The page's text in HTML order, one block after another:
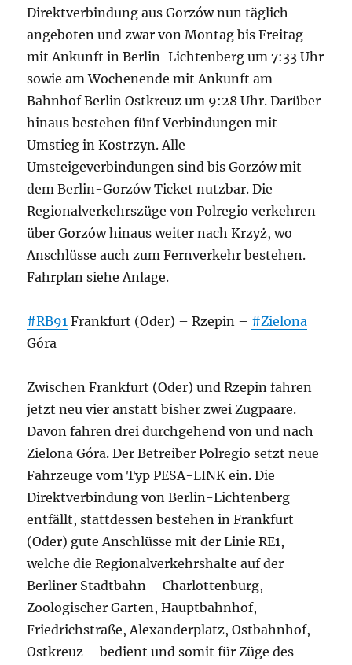
Direktverbindung aus Gorzów nun täglich
angeboten und zwar von Montag bis Freitag
mit Ankunft in Berlin-Lichtenberg um 7:33 Uhr
sowie am Wochenende mit Ankunft am
Bahnhof Berlin Ostkreuz um 9:28 Uhr. Darüber
hinaus bestehen fünf Verbindungen mit
Umstieg in Kostrzyn. Alle
Umsteigeverbindungen sind bis Gorzów mit
dem Berlin-Gorzów Ticket nutzbar. Die
Regionalverkehrszüge von Polregio verkehren
über Gorzów hinaus weiter nach Krzyż, wo
Anschlüsse auch zum Fernverkehr bestehen.
Fahrplan siehe Anlage.
#RB91 Frankfurt (Oder) – Rzepin – #Zielona
Góra
Zwischen Frankfurt (Oder) und Rzepin fahren
jetzt neu vier anstatt bisher zwei Zugpaare.
Davon fahren drei durchgehend von und nach
Zielona Góra. Der Betreiber Polregio setzt neue
Fahrzeuge vom Typ PESA-LINK ein. Die
Direktverbindung von Berlin-Lichtenberg
entfällt, stattdessen bestehen in Frankfurt
(Oder) gute Anschlüsse mit der Linie RE1,
welche die Regionalverkehrshalte auf der
Berliner Stadtbahn – Charlottenburg,
Zoologischer Garten, Hauptbahnhof,
Friedrichstraße, Alexanderplatz, Ostbahnhof,
Ostkreuz – bedient und somit für Züge des